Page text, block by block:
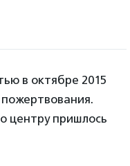
в октябре 2015
центру пришлось